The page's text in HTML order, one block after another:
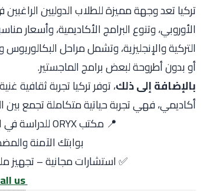
تركيا تعد وجهة مميزة للطلاب الدوليين
الأوروبي، وتنوع البرامج الأكاديمية، وأسعار
التركية والإنجليزية، وتشمل مراحل البكالوريوس
أو بدون أطروحة لبعض برامج الماجستير.
بالإضافة إلى ذلك، توفر تركيا تجربة ثقافية
أكاديمي، فهي تجربة حياتية متكاملة تجمع بين
📍 مكتب ORYX للدراسة في الخارج – دراسة التمريض في تركيا
بوابتك الآمنة والمضمونة
✅ استشارات مجانية – تجهيز
us